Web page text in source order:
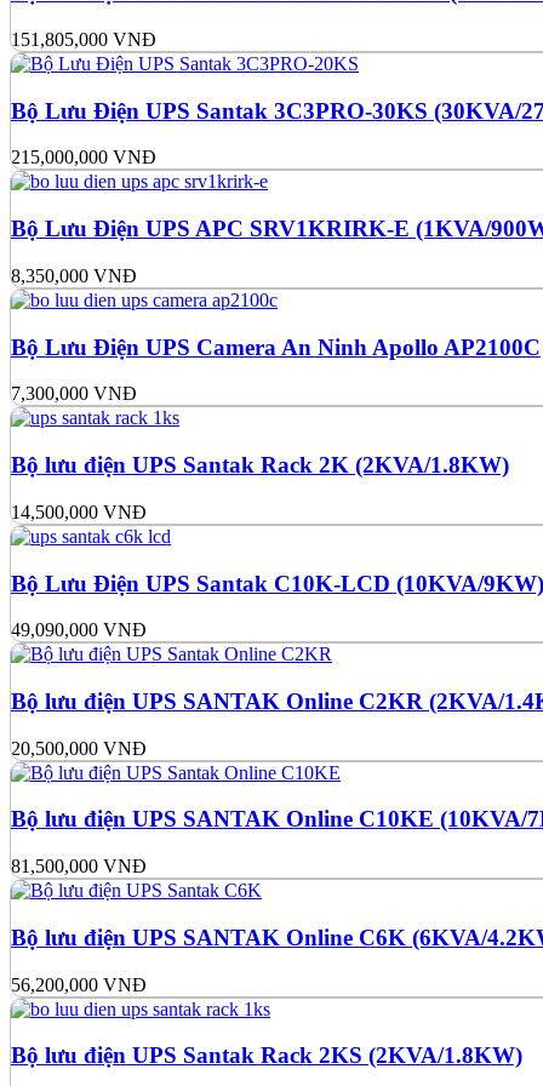
151,805,000 VNĐ
Bộ Lưu Điện UPS Santak 3C3PRO-30KS (30KVA/
215,000,000 VNĐ
Bộ Lưu Điện UPS APC SRV1KRIRK-E (1KVA/
8,350,000 VNĐ
Bộ Lưu Điện UPS Camera An Ninh Apollo AP2100C
7,300,000 VNĐ
Bộ lưu điện UPS Santak Rack 2K (2KVA/1.8KW)
14,500,000 VNĐ
Bộ Lưu Điện UPS Santak C10K-LCD (10KVA/9KW)
49,090,000 VNĐ
Bộ lưu điện UPS SANTAK Online C2KR (2KVA/
20,500,000 VNĐ
Bộ lưu điện UPS SANTAK Online C10KE (10KVA/
81,500,000 VNĐ
Bộ lưu điện UPS SANTAK Online C6K (6KVA/
56,200,000 VNĐ
Bộ lưu điện UPS Santak Rack 2KS (2KVA/1.8KW)